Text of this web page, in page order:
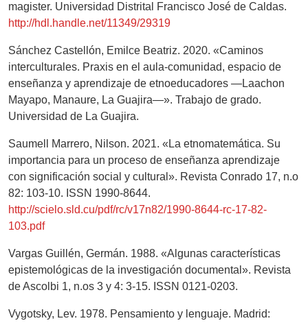
magister. Universidad Distrital Francisco José de Caldas.
http://hdl.handle.net/11349/29319
Sánchez Castellón, Emilce Beatriz. 2020. «Caminos
interculturales. Praxis en el aula-comunidad, espacio de
enseñanza y aprendizaje de etnoeducadores —Laachon
Mayapo, Manaure, La Guajira—». Trabajo de grado.
Universidad de La Guajira.
Saumell Marrero, Nilson. 2021. «La etnomatemática. Su
importancia para un proceso de enseñanza aprendizaje
con significación social y cultural». Revista Conrado 17, n.o
82: 103-10. ISSN 1990-8644.
http://scielo.sld.cu/pdf/rc/v17n82/1990-8644-rc-17-82-
103.pdf
Vargas Guillén, Germán. 1988. «Algunas características
epistemológicas de la investigación documental». Revista
de Ascolbi 1, n.os 3 y 4: 3-15. ISSN 0121-0203.
Vygotsky, Lev. 1978. Pensamiento y lenguaje. Madrid: